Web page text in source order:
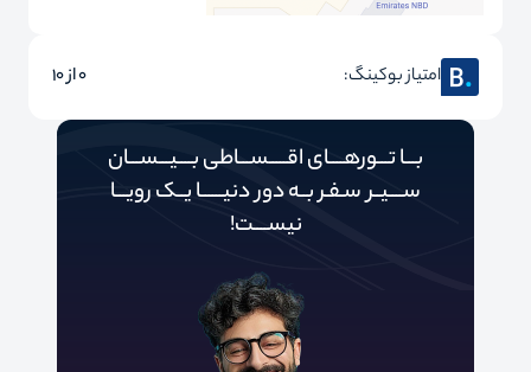
امتیاز بوکینگ: 0 از 10
بـــا تـــورهــــای اقـــــســـاطی بــــیـــســـان
ســــیــر سـفـر بــه دور‌‌‌‌ دنیـــــ‌‌ـا یــک رویـــا
نیســــت!